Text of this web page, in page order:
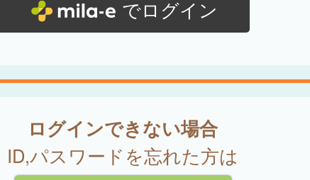
でログイン
ログインできない場合
ID,パスワードを忘れた方は